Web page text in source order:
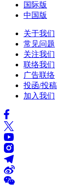
国际版
中国版
关于我们
常见问题
关注我们
联络我们
广告联络
投函/投稿
加入我们